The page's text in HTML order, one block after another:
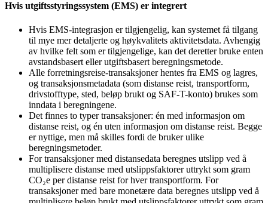
Hvis utgiftsstyringssystem (EMS) er integrert
Hvis EMS-integrasjon er tilgjengelig, kan systemet få tilgang
til mye mer detaljerte og høykvalitets aktivitetsdata. Avhengig
av hvilke felt som er tilgjengelige, kan det deretter bruke enten
avstandsbasert eller utgiftsbasert beregningsmetode.
Alle forretningsreise-transaksjoner hentes fra EMS og lagres,
og transaksjonsmetadata (som distanse reist, transportform,
drivstofftype, sted, beløp brukt og SAF-T-konto) brukes som
inndata i beregningene.
Det finnes to typer transaksjoner: én med informasjon om
distanse reist, og én uten informasjon om distanse reist. Begge
er nyttige, men må skilles fordi de bruker ulike
beregningsmetoder.
For transaksjoner med distansedata beregnes utslipp ved å
multiplisere distanse med utslippsfaktorer uttrykt som gram
CO₂e per distanse reist for hver transportform. For
transaksjoner med bare monetære data beregnes utslipp ved å